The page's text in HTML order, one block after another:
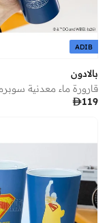
ADIB
بالادون
119